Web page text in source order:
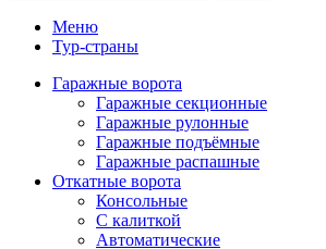
Меню
Тур-страны
Гаражные ворота
Гаражные секционные
Гаражные рулонные
Гаражные подъёмные
Гаражные распашные
Откатные ворота
Консольные
С калиткой
Автоматические